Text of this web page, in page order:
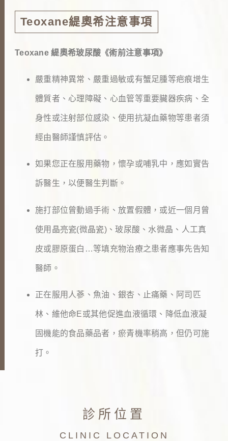
Teoxane緹奧希注意事項
Teoxane 緹奧希玻尿酸《術前注意事項》
嚴重精神異常、嚴重過敏或有蟹足腫等疤痕增生
體質者、心理障礙、心血管等重要臟器疾病、全
身性或注射部位感染、使用抗凝血藥物等患者須
經由醫師謹慎評估。
如果您正在服用藥物，懷孕或哺乳中，應如實告
訴醫生，以便醫生判斷。
施打部位曾動過手術、放置假體，或近一個月曾
使用晶亮瓷(微晶瓷)、玻尿酸、水微晶、人工真
皮或膠原蛋白…等填充物治療之患者應事先告知
醫師。
正在服用人蔘、魚油、銀杏、止痛藥、阿司匹
林、維他命E或其他促進血液循環、降低血液凝
固機能的食品藥品者，瘀青機率稍高，但仍可施
打。
診所位置
CLINIC LOCATION